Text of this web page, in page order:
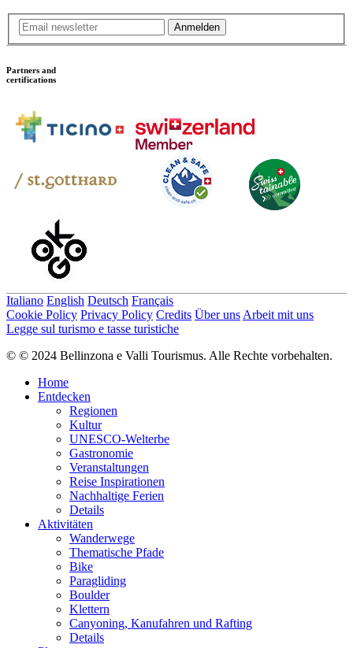
Anmelden
Partners and
certifications
Italiano English Deutsch Français
Cookie Policy Privacy Policy Credits Über uns Arbeit mit uns
Legge sul turismo e tasse turistiche
© © 2024 Bellinzona e Valli Tourismus. Alle Rechte vorbehalten.
Home
Entdecken
Regionen
Kultur
UNESCO-Welterbe
Gastronomie
Veranstaltungen
Reise Inspirationen
Nachhaltige Ferien
Details
Aktivitäten
Wanderwege
Thematische Pfade
Bike
Paragliding
Boulder
Klettern
Canyoning, Kanufahren und Rafting
Details